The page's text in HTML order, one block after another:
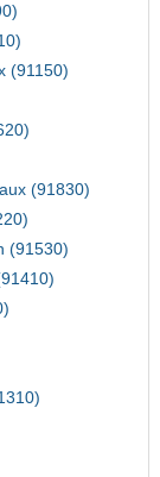
(91150)
(91830)
(91530)